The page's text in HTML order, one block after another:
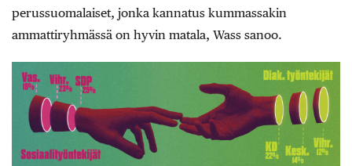
perussuomalaiset, jonka kannatus kummassakin
ammattiryhmässä on hyvin matala, Wass sanoo.